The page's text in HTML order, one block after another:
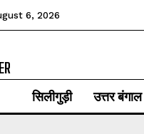
6, 2026
सिलीगुड़ी उत्तर बंगाल